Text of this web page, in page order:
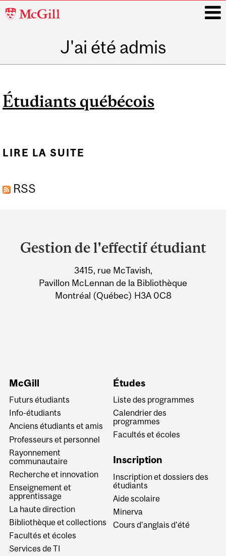
McGill
J'ai été admis
Étudiants québécois
LIRE LA SUITE
RSS
and
Information
Gestion de l'effectif étudiant
3415, rue McTavish,
Pavillon McLennan de la Bibliothèque
Montréal (Québec) H3A 0C8
McGill
Futurs étudiants
Info-étudiants
Anciens étudiants et amis
Professeurs et personnel
Rayonnement
communautaire
Recherche et innovation
Enseignement et
apprentissage
La haute direction
Bibliothèque et collections
Facultés et écoles
Services de TI
Études
Liste des programmes
Calendrier des
programmes
Facultés et écoles
Inscription
Inscription et dossiers des
étudiants
Aide scolaire
Minerva
Cours d'anglais d'été